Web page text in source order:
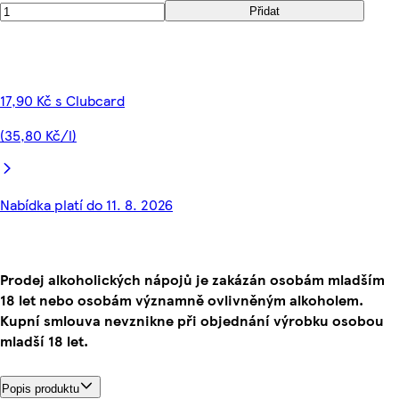
Přidat
17,90 Kč s Clubcard
(35,80 Kč/l)
Nabídka platí do 11. 8. 2026
Prodej alkoholických nápojů je zakázán osobám mladším
18 let nebo osobám významně ovlivněným alkoholem.
Kupní smlouva nevznikne při objednání výrobku osobou
mladší 18 let.
Popis produktu